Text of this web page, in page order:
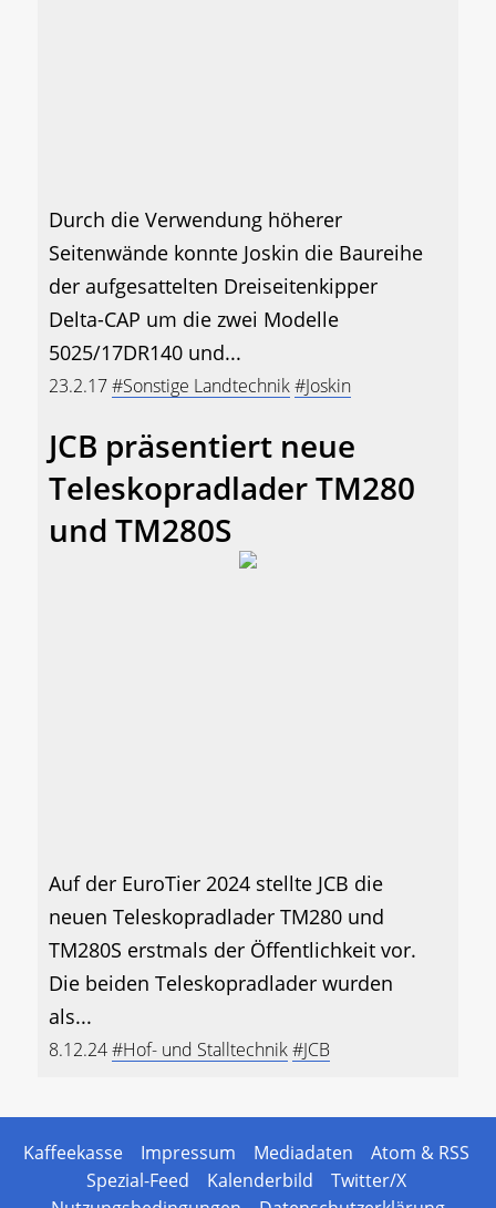
Durch die Verwendung höherer
Seitenwände konnte Joskin die Baureihe
der aufgesattelten Dreiseitenkipper
Delta-CAP um die zwei Modelle
5025/17DR140 und...
23.2.17#Sonstige Landtechnik#Joskin
JCB präsentiert neue
Teleskopradlader TM280
und TM280S
Auf der EuroTier 2024 stellte JCB die
neuen Teleskopradlader TM280 und
TM280S erstmals der Öffentlichkeit vor.
Die beiden Teleskopradlader wurden
als...
8.12.24#Hof- und Stalltechnik#JCB
Kaffeekasse Impressum Mediadaten
Atom & RSS
Spezial-Feed
Kalenderbild
Twitter/X